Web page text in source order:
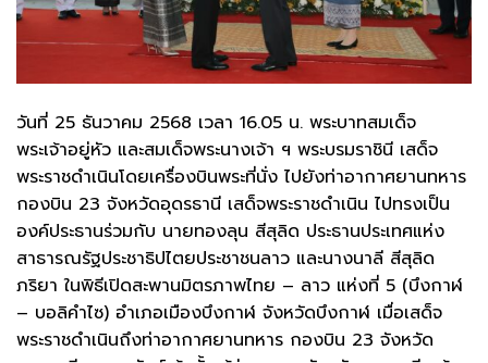
วันที่ 25 ธันวาคม 2568 เวลา 16.05 น. พระบาทสมเด็จ
พระเจ้าอยู่หัว และสมเด็จพระนางเจ้า ฯ พระบรมราชินี เสด็จ
พระราชดำเนินโดยเครื่องบินพระที่นั่ง ไปยังท่าอากาศยานทหาร
กองบิน 23 จังหวัดอุดรธานี เสด็จพระราชดำเนิน ไปทรงเป็น
องค์ประธานร่วมกับ นายทองลุน สีสุลิด ประธานประเทศแห่ง
สาธารณรัฐประชาธิปไตยประชาชนลาว และนางนาลี สีสุลิด
ภริยา ในพิธีเปิดสะพานมิตรภาพไทย – ลาว แห่งที่ 5 (บึงกาฬ
– บอลิคำไซ) อำเภอเมืองบึงกาฬ จังหวัดบึงกาฬ เมื่อเสด็จ
พระราชดำเนินถึงท่าอากาศยานทหาร กองบิน 23 จังหวัด